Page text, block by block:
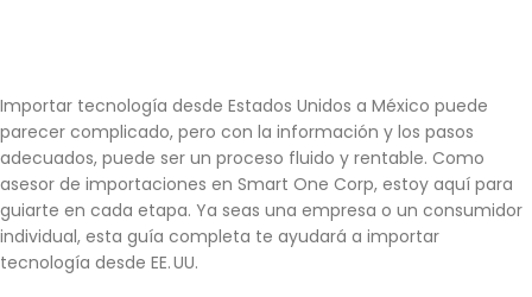
Importar tecnología desde Estados Unidos a México puede
parecer complicado, pero con la información y los pasos
adecuados, puede ser un proceso fluido y rentable. Como
asesor de importaciones en Smart One Corp, estoy aquí para
guiarte en cada etapa. Ya seas una empresa o un consumidor
individual, esta guía completa te ayudará a importar
tecnología desde EE. UU.